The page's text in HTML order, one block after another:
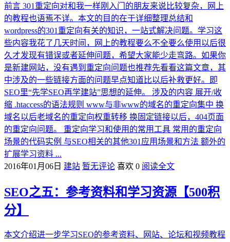
前言 301重定向对和我一样刚入门的朋友来说比较复杂，网上
的教程也语焉不详。本文的目的在于详细整理总结和
wordpress的301重定向有关的知识，一站式解决问题。学习这
些内容我花了几天时间，网上的教程要么不全要么使用以后很
久才发现有错误或者延伸问题，希望大家能少走弯路。如果你
是新建网站，没有遇到重定向问题也推荐先看看这篇文章，其
中涉及的一些链接方面的问题早点知道比以后补救更好。即
SEO里“先学SEO再学建站”思想的延伸。 涉及的内容 展开/收
缩 .htaccess的语法规则 www与非www的域名的重定向集中 换
域名以后老域名的重定向权重转移 换固定链接以后，404页面
的重定向问题。 重定向学习和使用的常用工具 常用的重定向
场景的代码实例 与SEO相关的其他301应用场景和方法 额外的
扩展学习资料 ...
2016年01月06日 建站 暂无评论 喜欢 0 阅读全文
SEO之五：参考资料和学习资源【500积
分】
本文介绍进一步学习SEO的参考资料、网站、论坛和视频教程